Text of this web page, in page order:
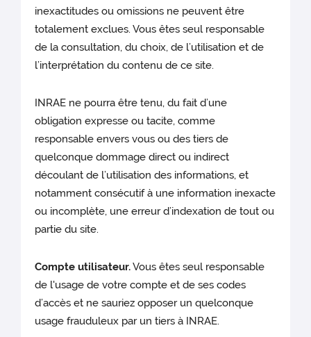
inexactitudes ou omissions ne peuvent être
totalement exclues. Vous êtes seul responsable
de la consultation, du choix, de l’utilisation et de
l’interprétation du contenu de ce site.
INRAE ne pourra être tenu, du fait d’une
obligation expresse ou tacite, comme
responsable envers vous ou des tiers de
quelconque dommage direct ou indirect
découlant de l’utilisation des informations, et
notamment consécutif à une information inexacte
ou incomplète, une erreur d’indexation de tout ou
partie du site.
Compte utilisateur.Vous êtes seul responsable
de l'usage de votre compte et de ses codes
d’accès et ne sauriez opposer un quelconque
usage frauduleux par un tiers à INRAE.